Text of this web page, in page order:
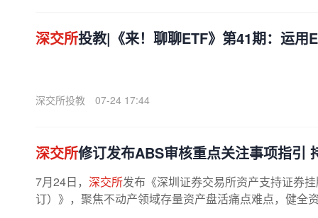
深交所投教|《来！聊聊ETF》第41期：运用
深交所投教 07-24 17:44
深交所修订发布ABS审核重点关注事项指引
7月24日， 深交所发布《深圳证券交易所资产支持证券
订）》，聚焦不动产领域存量资产盘活痛点难点，健全